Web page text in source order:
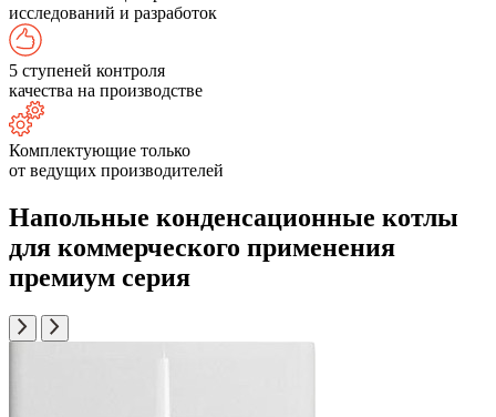
исследований и разработок
5 ступеней контроля
качества на производстве
Комплектующие только
от ведущих производителей
Напольные конденсационные котлы
для коммерческого применения
премиум серия